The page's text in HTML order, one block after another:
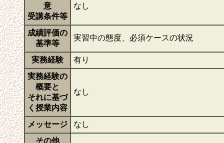
意
受講条件等
なし
成績評価の
基準等
実習中の態度、必須ケースの状況
実務経験
有り
実務経験の
概要と
それに基づ
く授業内容
なし
メッセージ
なし
その他